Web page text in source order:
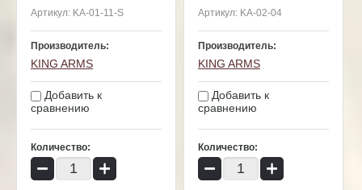
Артикул: KA-01-11-S
Производитель:
KING ARMS
Добавить к
сравнению
Количество:
− +
Артикул:KA-02-04
Производитель:
KING ARMS
Добавить к
сравнению
Количество:
− +